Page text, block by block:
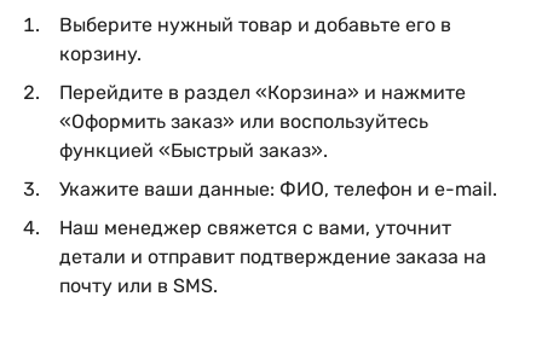
Выберите нужный товар и добавьте его в
корзину.
Перейдите в раздел «Корзина» и нажмите
«Оформить заказ» или воспользуйтесь
функцией «Быстрый заказ».
Укажите ваши данные: ФИО, телефон и e-mail.
Наш менеджер свяжется с вами, уточнит
детали и отправит подтверждение заказа на
почту или в SMS.